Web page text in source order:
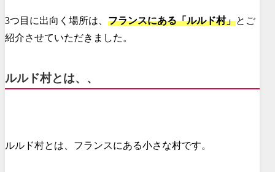
3つ目に出向く場所は、 フランスにある「ルルド村」とご
紹介させていただきました。
ルルド村とは、、
ルルド村とは、フランスにある小さな村です。